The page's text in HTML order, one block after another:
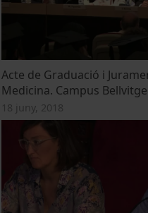
Acte de Graduació i
Medicina. Campus
18 juny, 2018